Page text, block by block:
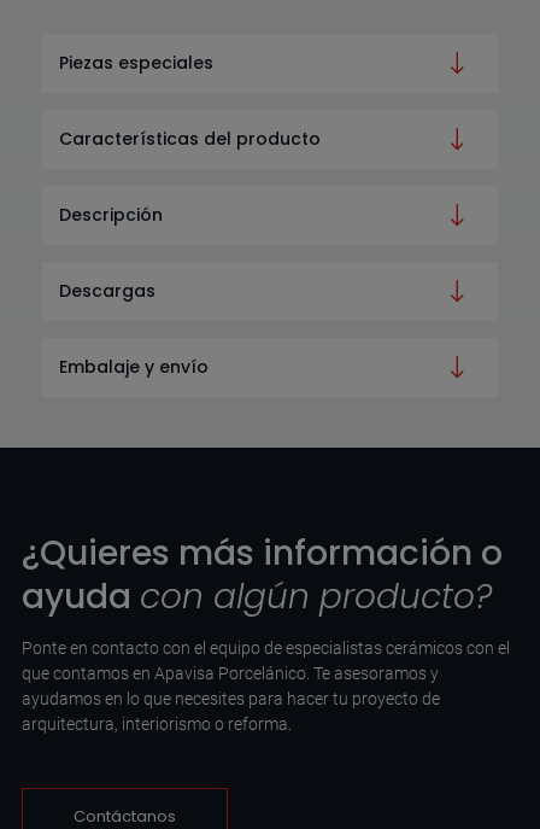
Piezas especiales
Características del producto
Descripción
Descargas
Embalaje y envío
¿Quieres más información o
ayuda con algún producto?
Ponte en contacto con el equipo de especialistas cerámicos con el
que contamos en Apavisa Porcelánico. Te asesoramos y
ayudamos en lo que necesites para hacer tu proyecto de
arquitectura, interiorismo o reforma.
Contáctanos